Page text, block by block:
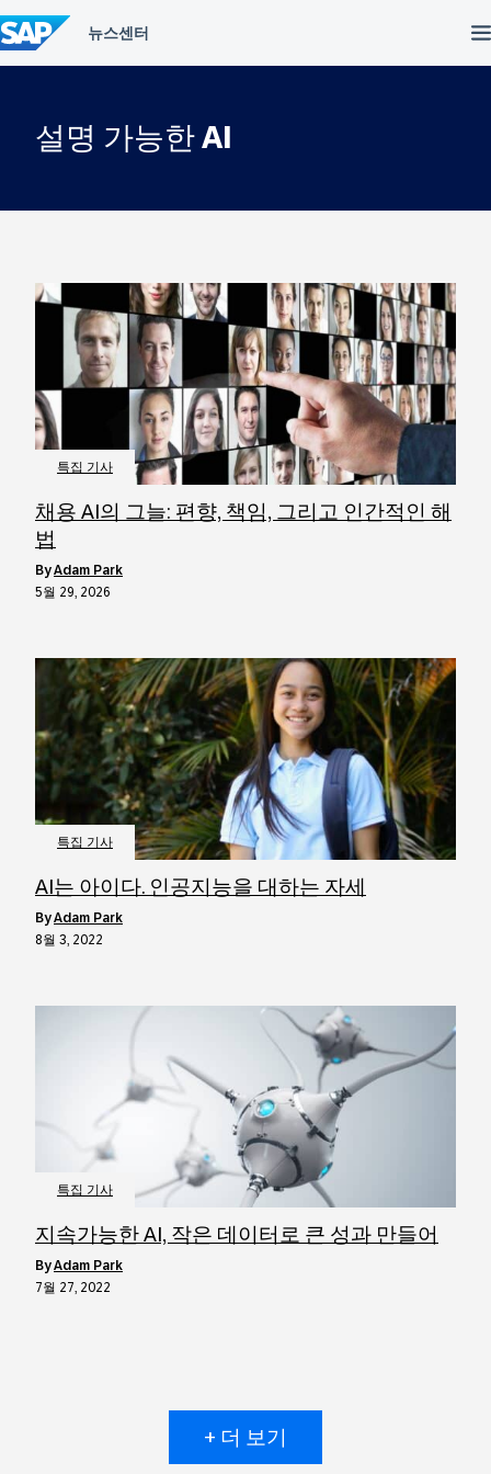
텐
츠
건
설명 가능한 AI
특집 기사
채용 AI의 그늘: 편향, 책임, 그리고 인간적인 해
법
byAdam Park
5월 29, 2026
특집 기사
AI는 아이다. 인공지능을 대하는 자세
byAdam Park
8월 3, 2022
특집 기사
지속가능한 AI, 작은 데이터로 큰 성과 만들어
byAdam Park
7월 27, 2022
+ 더 보기